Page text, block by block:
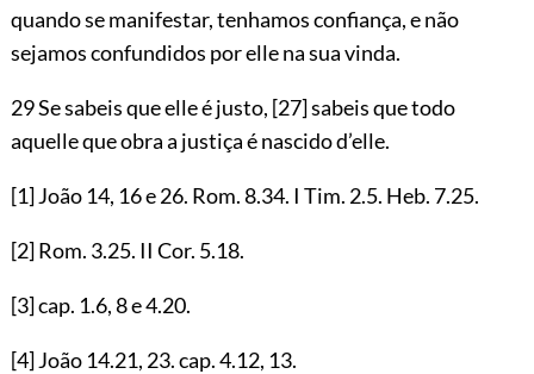
quando se manifestar, tenhamos confiança, e não
sejamos confundidos por elle na sua vinda.
29 Se sabeis que elle é justo, [27]sabeis que todo
aquelle que obra a justiça é nascido d’elle.
[1]João 14, 16e26. Rom.8.34. I Tim. 2.5. Heb. 7.25.
[2]Rom. 3.25. II Cor. 5.18.
[3]cap. 1.6,8e4.20.
[4]João 14.21, 23. cap.4.12, 13.